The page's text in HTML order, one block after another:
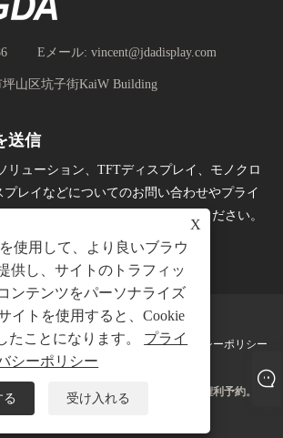
Eメール: vincent@jdadisplay.com
山区坑子街KaiW Building
送信
リューション、TFTディスプレイ、モノクロ
レイなどについてのお問い合わせやプライ
、24時間以内にメールをお知らせください。
わせ
Links Sitemap RSS XML プライバシーポリシー
京達ディスプレイ技術有限公司すべての権利予約。
X
使用して、より良いブラウ
供し、サイトのトラフィッ
ンテンツをパーソナライズ
イトを使用すると、Cookie
たことになります。 プライ
シーポリシー
る 受け入れる